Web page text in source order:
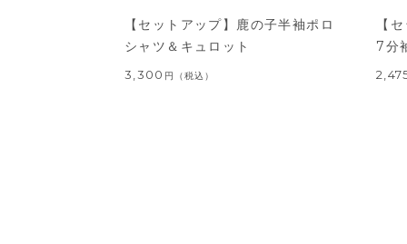
【セットアップ】鹿の子半袖ポロ
シャツ＆キュロット
3,300 円 （税込）
【
7分